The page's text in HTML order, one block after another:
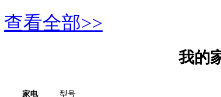
查看全部>>
我的
家电
型号